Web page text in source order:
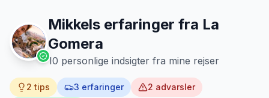
vinkler ved afhentning. Det har reddet
mig fra falske skadeskrav to gange.
Mikkels erfaringer fra La
Gomera
10 personlige indsigter fra mine rejser
2 tips 3 erfaringer 2 advarsler